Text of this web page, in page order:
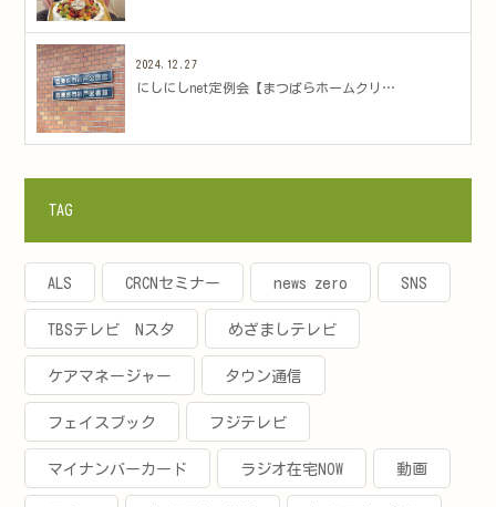
2024.12.27
にしにしnet定例会【まつばらホームクリ…
TAG
ALS CRCNセミナー news zero SNS
TBSテレビ Nスタ めざましテレビ
ケアマネージャー タウン通信
フェイスブック フジテレビ
マイナンバーカード ラジオ在宅NOW 動画